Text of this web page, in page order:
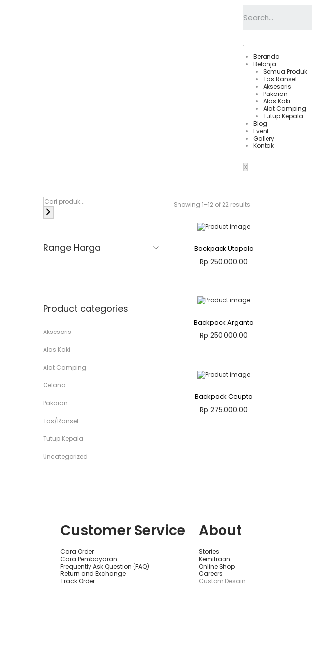
Beranda
Belanja
Semua Produk
Tas Ransel
Aksesoris
Pakaian
Alas Kaki
Alat Camping
Tutup Kepala
Blog
Event
Gallery
Kontak
X
Showing 1–12 of 22 results
Backpack Utapala
Rp 250,000.00
Add to Wishlist
Backpack Arganta
Rp 250,000.00
Add to Wishlist
Backpack Ceupta
Rp 275,000.00
Range Harga
Product categories
Aksesoris
Alas Kaki
Alat Camping
Celana
Pakaian
Tas/Ransel
Tutup Kepala
Uncategorized
Customer Service
Cara Order
Cara Pembayaran
Frequently Ask Question (FAQ)
Return and Exchange
Track Order
About
Stories
Kemitraan
Online Shop
Careers
Custom Desain